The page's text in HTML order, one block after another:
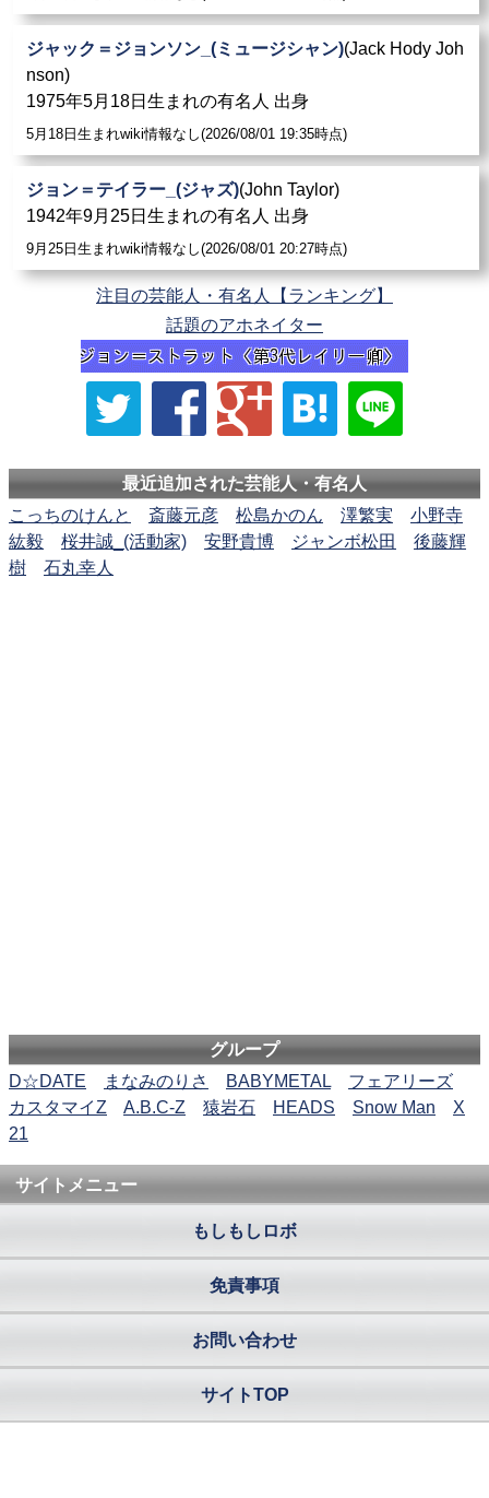
ジャック＝ジョンソン_(ミュージシャン)(Jack Hody Joh
nson)
1975年5月18日生まれの有名人 出身
5月18日生まれwiki情報なし(2026/08/01 19:35時点)
ジョン＝テイラー_(ジャズ)(John Taylor)
1942年9月25日生まれの有名人 出身
9月25日生まれwiki情報なし(2026/08/01 20:27時点)
注目の芸能人・有名人【ランキング】
話題のアホネイター
最近追加された芸能人・有名人
こっちのけんと
斎藤元彦 松島かのん 澤繁実
小野寺
紘毅
桜井誠_(活動家) 安野貴博 ジャンボ松田
後藤輝
樹
石丸幸人
グループ
D☆DATE
まなみのりさ BABYMETAL
フェアリーズ
カスタマイZ
A.B.C-Z 猿岩石 HEADS Snow Man
X
21
サイトメニュー
もしもしロボ
免責事項
お問い合わせ
サイトTOP